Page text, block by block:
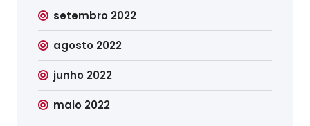
setembro 2022
agosto 2022
junho 2022
maio 2022